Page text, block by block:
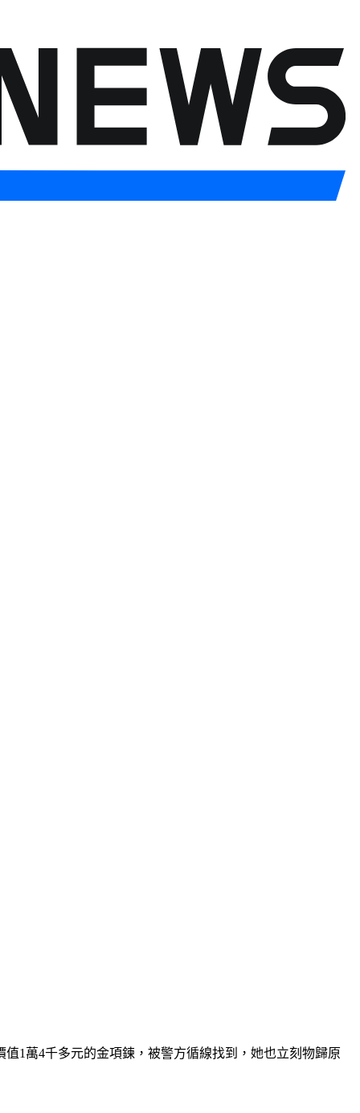
1萬4千多元的金項鍊，被警方循線找到，她也立刻物歸原